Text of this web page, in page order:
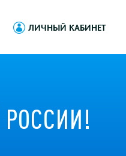
ЛИЧНЫЙ КАБИНЕТ